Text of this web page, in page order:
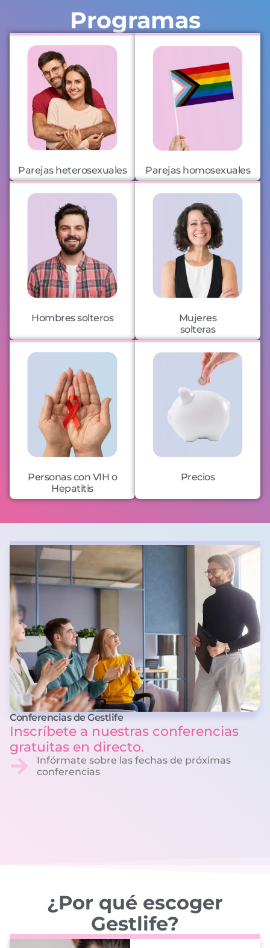
Programas
Parejas heterosexuales Parejas homosexuales
Hombres solteros
Mujeres
solteras
Personas con VIH o
Hepatitis
Precios
Conferencias de Gestlife
Inscríbete a nuestras conferencias
gratuitas en directo.
Infórmate sobre las fechas de próximas
conferencias
¿Por qué escoger
Gestlife?